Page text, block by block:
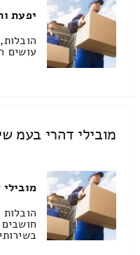
יפעת
עושים
מובילי דהרי בעמ
הובלות